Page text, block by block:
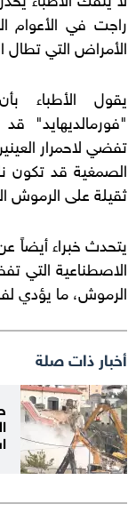
راجت في الأعوام
الأمراض التي تطال
يقول الأطباء
"فورمالديهايد"
تفضي لاحمرار
الصمغية قد تكون
ثقيلة على الرموش
يتحدث خبراء أيضاً
الاصطناعية
الرموش، ما يؤدي
أخبار ذات صلة